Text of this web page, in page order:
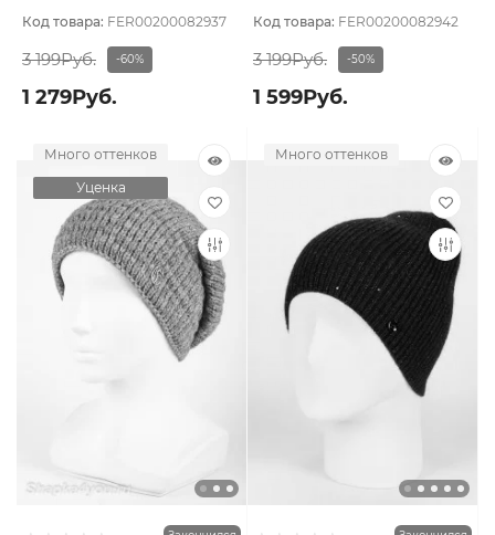
Код товара: FER00200082937
3 199Руб. -60%
1 279Руб.
Код товара: FER00200082942
3 199Руб. -50%
1 599Руб.
Много оттенков
Уценка
Много оттенков